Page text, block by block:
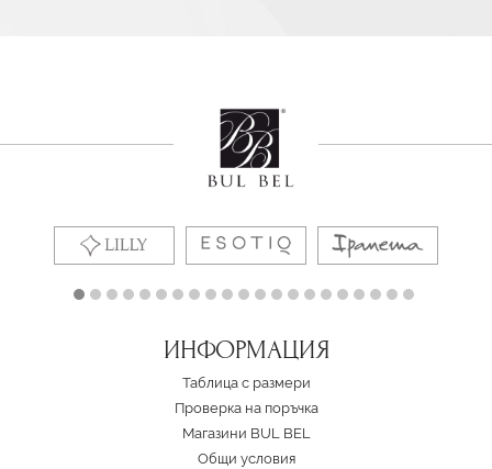
ИНФОРМАЦИЯ
Таблица с размери
Проверка на поръчка
Магазини BUL BEL
Oбщи условия